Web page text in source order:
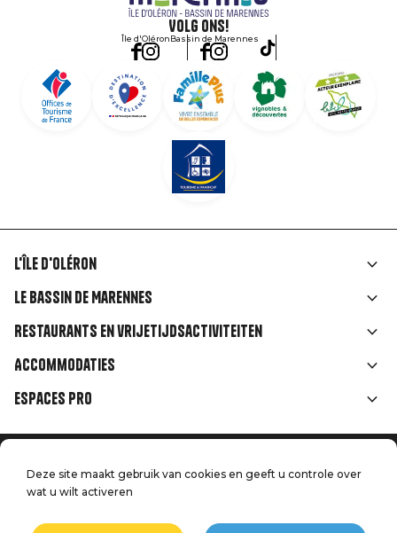
Volg ons!
Île d'OléronBassin de Marennes
Liens
rubriques
L'île d'Oléron
Le Bassin de Marennes
Restaurants en vrijetijdsactiviteiten
Accommodaties
Espaces Pro
Menu
Home
Juridische informatie
Druk op
Neem contact met ons op
Deze site maakt gebruik van cookies en geeft u controle over
wat u wilt activeren